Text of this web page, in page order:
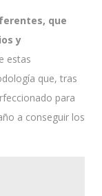
que
y
estas
que, tras
para
a conseguir los